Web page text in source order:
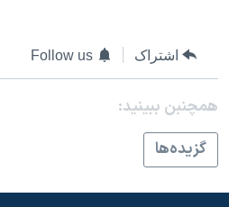
اسرائیل در جنگ
نرگس محمدی برنده جایزه نوبل صلح
همایش محافظه‌کاران آمریکا «سی‌پک»
صفحه‌های ویژه
اشتراک Follow us
همچنبن ببینید:
گزيده‌ها